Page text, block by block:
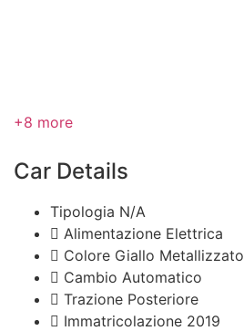
+8 more
Car Details
Tipologia N/A
Alimentazione Elettrica
Colore Giallo Metallizzato
Cambio Automatico
Trazione Posteriore
Immatricolazione 2019